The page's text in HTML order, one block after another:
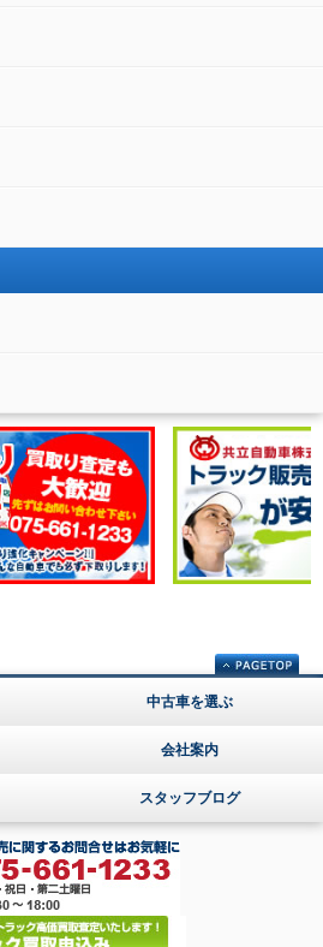
中古車を選ぶ
会社案内
スタッフブログ